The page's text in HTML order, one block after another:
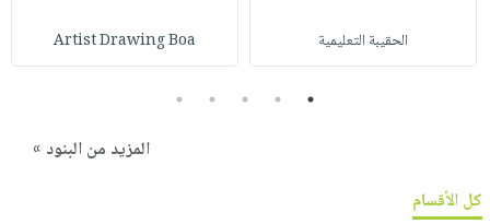
الحقيبة التعليمية Artist Drawing Boa
1
2
3
4
5
المزيد من البنود »
كل الأقسام